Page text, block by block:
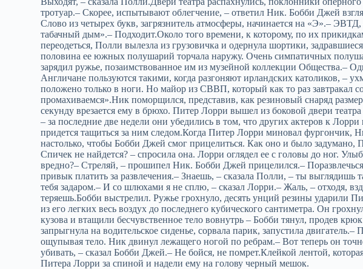
тротуар.– Скорее, испытывают облегчение, – ответил Ник. Бобби Джей
Слово из четырех букв, загрязнитель атмосферы, начинается на «Э».–
табачный дым».– Подходит.Около того времени, к которому, по их
переодеться, Полли вылезла из грузовичка и одернула шортики,
половина ее южных полушарий торчала наружу. Очень симпатичных
зарядил ружье, позаимствованное им из музейной коллекции Общества.–
Англичане пользуются такими, когда разгоняют ирландских католиков, –
положено только в ноги. Но майор из СВВП, который как то раз завтракал
промахиваемся».Ник поморщился, представив, как резиновый снаряд
секунду врезается ему в брюхо. Питер Лорри вышел из боковой двери
– за последние две недели они убедились в том, что других актеров к
придется тащиться за ним следом.Когда Питер Лорри миновал фургончик,
настолько, чтобы Бобби Джей смог прицелиться. Как оно и было задумано,
Спичек не найдется? – спросила она. Лорри оглядел ее с головы до ног.
вредно?– Стреляй, – прошипел Ник. Бобби Джей прицелился.–
привык платить за развлечения.– Знаешь, – сказала Полли, – ты выглядишь
тебя задаром.– И со шлюхами я не сплю, – сказал Лорри.– Жаль, – отходя,
теряешь.Бобби выстрелил. Ружье грохнуло, десять унций резины ударили
из его легких весь воздух до последнего кубического сантиметра. Он
кузова и втащили бесчувственное тело вовнутрь – Бобби тянул, продев
запрыгнула на водительское сиденье, сорвала парик, запустила
ощупывая тело. Ник двинул лежащего ногой по ребрам.– Вот теперь он
убивать, – сказал Бобби Джей.– Не бойся, не помрет.Клейкой лентой,
Питера Лорри за спиной и надели ему на голову черный мешок.